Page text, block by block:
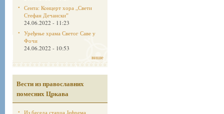
Сента: Концерт хора „Свети
Стефан Дечанскиˮ
24.06.2022 - 11:23
Уређење храма Светог Саве у
Фочи
24.06.2022 - 10:53
више
Вести из православних
помесних Цркава
Из беседа старца Јефрема